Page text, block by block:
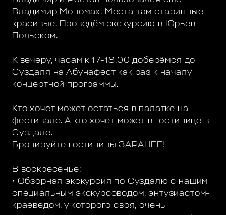
Владимир Мономах. Места там старинные –
красивые. Проведём экскурсию в Юрьев-
Польском.
К вечеру, часам к 17-18.00 доберёмся до
Суздаля на Абунафест как раз к началу
концертной программы.
Кто хочет может остаться в палатке на
фестивале. А кто хочет может в гостинице в
Суздале.
Бронируйте гостиницы ЗАРАНЕЕ!
В воскресенье:
• Обзорная экскурсия по Суздалю с нашим
специальным экскурсоводом, энтузиастом-
краеведом, у которого своя, очень